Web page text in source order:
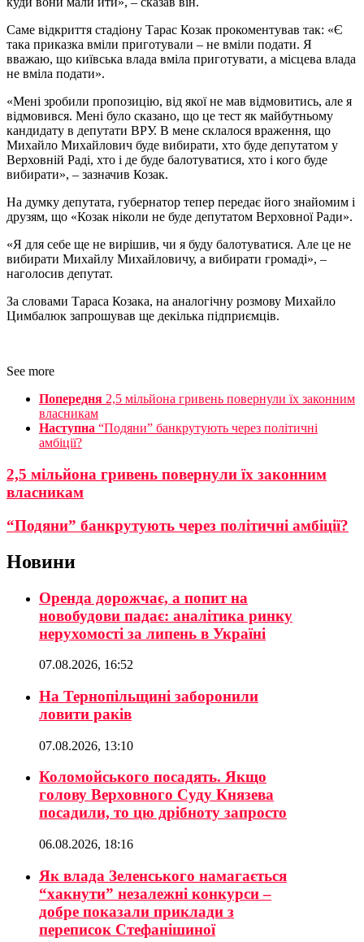
Саме відкриття стадіону Тарас Козак прокоментував так: «Є
така приказка вміли приготували – не вміли подати. Я
вважаю, що київська влада вміла приготувати, а місцева влада
не вміла подати».
«Мені зробили пропозицію, від якої не мав відмовитись, але я
відмовився. Мені було сказано, що це тест як майбутньому
кандидату в депутати ВРУ. В мене склалося враження, що
Михайло Михайлович буде вибирати, хто буде депутатом у
Верховній Раді, хто і де буде балотуватися, хто і кого буде
вибирати», – зазначив Козак.
На думку депутата, губернатор тепер передає його знайомим і
друзям, що «Козак ніколи не буде депутатом Верховної Ради».
«Я для себе ще не вирішив, чи я буду балотуватися. Але це не
вибирати Михайлу Михайловичу, а вибирати громаді», –
наголосив депутат.
За словами Тараса Козака, на аналогічну розмову Михайло
Цимбалюк запрошував ще декілька підприємців.
See more
Попередня 2,5 мільйона гривень повернули їх законним
власникам
Наступна “Подяни” банкрутують через політичні
амбіції?
2,5 мільйона гривень повернули їх законним
власникам
“Подяни” банкрутують через політичні амбіції?
Новини
Оренда дорожчає, а попит на
новобудови падає: аналітика ринку
нерухомості за липень в Україні
07.08.2026, 16:52
На Тернопільщині заборонили
ловити раків
07.08.2026, 13:10
Коломойського посадять. Якщо
голову Верховного Суду Князева
посадили, то цю дрібноту запросто
06.08.2026, 18:16
Як влада Зеленського намагається
“хакнути” незалежні конкурси –
добре показали приклади з
переписок Стефанішиної